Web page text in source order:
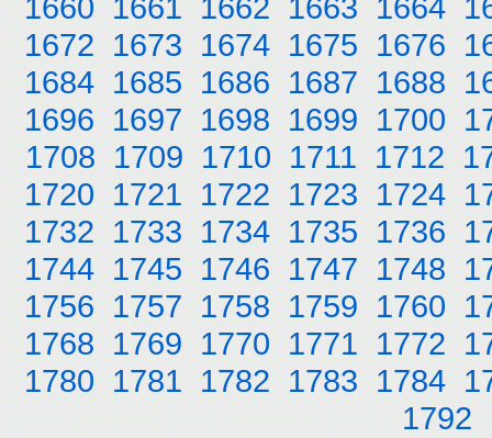
1660 1661 1662 1663 1664
1672 1673 1674 1675 1676
1684 1685 1686 1687 1688
1696 1697 1698 1699 1700
1708 1709 1710 1711 1712
1720 1721 1722 1723 1724
1732 1733 1734 1735 1736
1744 1745 1746 1747 1748
1756 1757 1758 1759 1760
1768 1769 1770 1771 1772
1780 1781 1782 1783 1784
1792